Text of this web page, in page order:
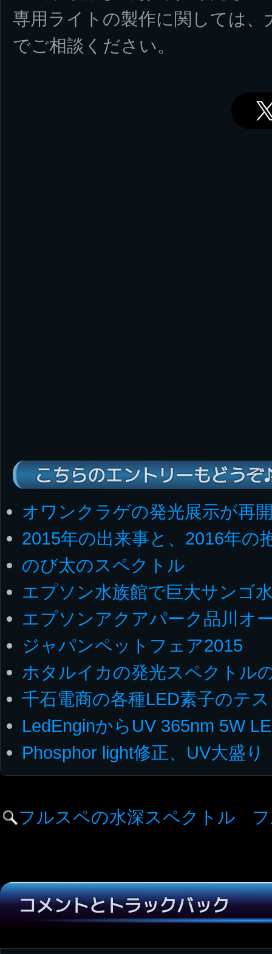
専用ライトの製作に関しては、
でご相談ください。
こちらのエントリーもどうぞ
オワンクラゲの発光展示が再
2015年の出来事と、2016年の
のび太のスペクトル
エプソン水族館で巨大サンゴ
エプソンアクアパーク品川オ
ジャパンペットフェア2015
ホタルイカの発光スペクトル
千石電商の各種LED素子のテ
LedEnginからUV 365nm 5W
Phosphor light修正、UV大盛り
フルスペの水深スペクトル
コメントとトラックバック